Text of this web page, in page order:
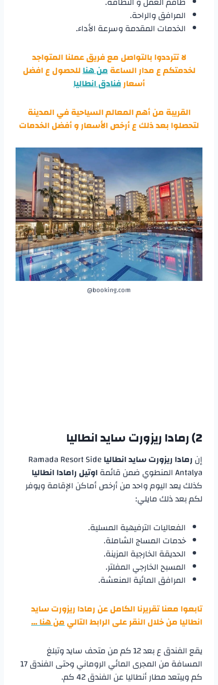
المرافق والراحة.
الخدمات المقدمة وسرعة الأداء.
لا تترددوا بالتواصل مع فريق عملنا المتواجد
لخدمتكم ع مدار الساعةمن هناللحصول ع افضل
أسعارفنادق انطاليا
القريبة من أهم المعالم السياحية في المدينة
لتحصلوا بعد ذلك ع أرخص الأسعار و أفضل الخدمات
booking.com@
2) رمادا ريزورت سايد انطاليا
إنرمادا ريزورت سايد انطالياRamada Resort Side
Antalya المنطوي ضمن قائمة
اوتيل رامادا انطاليا
كذلك يعد اليوم واحد من أرخص أماكن الإقامة ويوفر
لكم بعد ذلك مايلي:
الفعاليات الترفيهية المسلية.
خدمات المساج الشاملة.
الحديقة الخارجية المزينة.
المسبح الخارجي المفلتر.
المرافق المائية المنعشة.
تابعوا معنا تقريرنا الكامل عنرمادا ريزورت سايد
انطاليامن خلال النقر على الرابط التاليمن هنا …
يقع الفندق ع بعد 12 كم من متحف سايد وتبلغ
المسافة من المجرى المائي الروماني وحتى الفندق 17
كم ويبتعد مطار أنطاليا عن الفندق 42 كم.